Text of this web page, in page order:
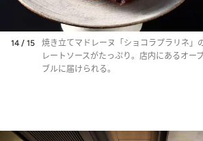
14 / 15
焼き立てマドレーヌ「ショコラプラリネ」
レートソースがたっぷり。店内にあるオー
ブルに届けられる。